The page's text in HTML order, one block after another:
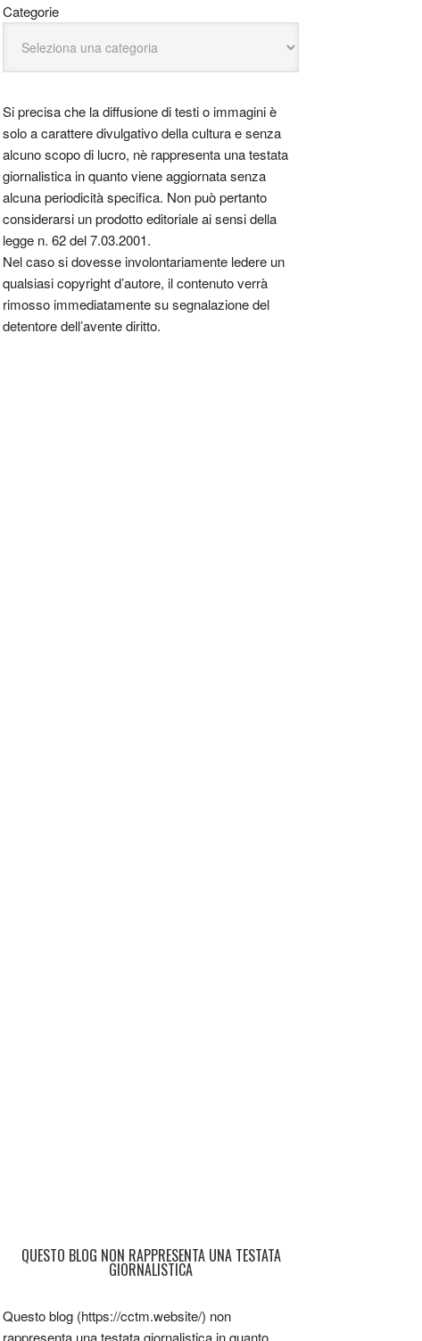
Categorie
Si precisa che la diffusione di testi o immagini è
solo a carattere divulgativo della cultura e senza
alcuno scopo di lucro, nè rappresenta una testata
giornalistica in quanto viene aggiornata senza
alcuna periodicità specifica. Non può pertanto
considerarsi un prodotto editoriale ai sensi della
legge n. 62 del 7.03.2001.
Nel caso si dovesse involontariamente ledere un
qualsiasi copyright d’autore, il contenuto verrà
rimosso immediatamente su segnalazione del
detentore dell’avente diritto.
QUESTO BLOG NON RAPPRESENTA UNA TESTATA
GIORNALISTICA
Questo blog (https://cctm.website/) non
rappresenta una testata giornalistica in quanto